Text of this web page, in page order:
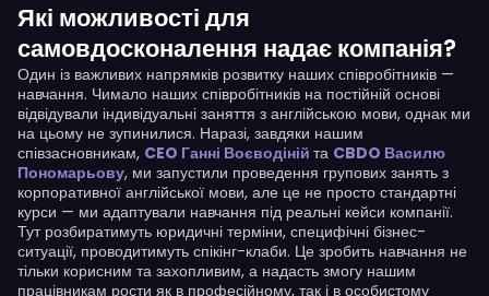
Які можливості для
самовдосконалення надає компанія?
Один із важливих напрямків розвитку наших співробітників —
навчання. Чимало наших співробітників на постійній основі
відвідували індивідуальні заняття з англійською мови, однак ми
на цьому не зупинилися. Наразі, завдяки нашим
співзасновникам, CEO Ганні Воєводіній та CBDO Василю
Пономарьову, ми запустили проведення групових занять з
корпоративної англійської мови, але це не просто стандартні
курси — ми адаптували навчання під реальні кейси компанії.
Тут розбиратимуть юридичні терміни, специфічні бізнес-
ситуації, проводитимуть спікінг-клаби. Це зробить навчання не
тільки корисним та захопливим, а надасть змогу нашим
працівникам рости як в професійному, так і в особистому